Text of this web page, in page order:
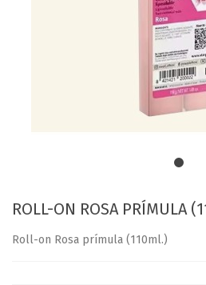
ROLL-ON ROSA PRÍMULA
Roll-on Rosa prímula (110ml.)